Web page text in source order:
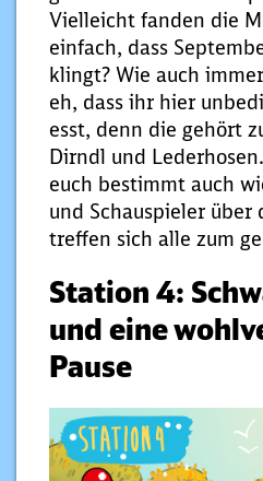
Vielleicht fanden die
einfach, dass
klingt? Wie auch
eh, dass ihr hier
esst, denn die gehört
Dirndl und
euch bestimmt auch
und Schauspieler über
treffen sich alle zum
Station 4:
und eine
Pause